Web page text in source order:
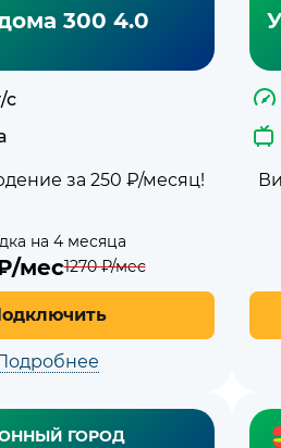
300 4.0
с
за 250 ₽/месяц!
на 4 месяца
мес1270₽/мес
ГОРОД